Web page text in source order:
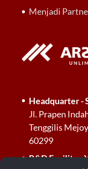
Menjadi
Headquarter -
Jl. Prapen
Tenggilis
60299
R&D Facility -